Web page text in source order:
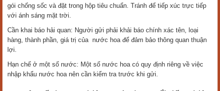
gói chống sốc và đặt trong hộp tiêu chuẩn. Tránh để tiếp xúc trực tiếp
với ánh sáng mặt trời.
Cần khai báo hải quan: Người gửi phải khải báo chính xác tên, loại
hàng, thành phần, giá trị của nước hoa để đảm bảo thông quan thuận
lợi.
Hạn chế ở một số nước: Một số nước hoa có quy định riêng về việc
nhập khẩu nước hoa nên cần kiểm tra trước khi gửi.